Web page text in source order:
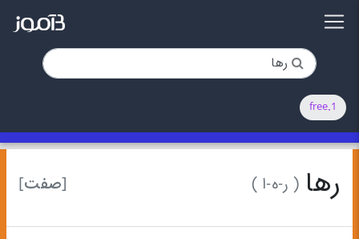
1.free
[صفت] رها ( ر-ه-ا )